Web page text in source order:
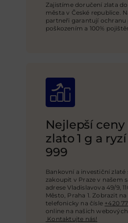
Zajistíme doručení zlata
města v České republice.
partneři garantují ochranu
poškozením a 100%
Nejlepší ceny
zlato 1 g a
999
Bankovní a investiční zlaté
zakoupit v Praze v našem
adrese Vladislavova 49/9,
Město, Praha 1. Zobrazit na
telefonicky na čísle +420
online na našich
Kontaktujte nás!